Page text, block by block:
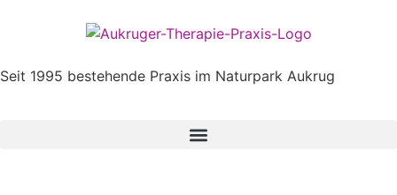
Seit 1995 bestehende Praxis im Naturpark Aukrug